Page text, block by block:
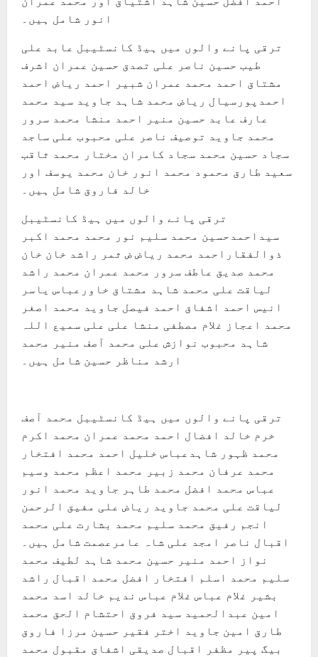
انور شامل ہیں۔
ترقی پانے والوں میں ہیڈ کانسٹیبل عابد علی
طیب حسین ناصر علی تصدق حسین عمران اشرف
مشتاق احمد محمد عمران شبیر احمد ریاض احمد
احمدپورسیال ریاض محمد شاہد جاوید سید محمد
عارف عابد حسین منیر احمد منشا محمد سرور
محمد جاوید توصیف ناصر علی محبوب علی ساجد
سجاد حسین محمد سجاد کامران مختار محمد ثاقب
سعید طارق محمود محمد انور خان محمد یوسف اور
خالد فاروق شامل ہیں۔
ترقی پانے والوں میں ہیڈ کانسٹیبل
سیداحمدحسین محمد سلیم نور محمد محمد اکبر
ذوالفقاراحمد محمد ریاض ض ثمر راشد خان خان
محمد صدیق عاطف سرور محمد عمران محمد راشد
لیاقت علی محمد شاہد مشتاق خاورعباس یاسر
انیس احمد اشفاق احمد فیصل جاوید محمد اصغر
محمد اعجاز غلام مصطفی منشا علی علی سمیع اللہ
شاہد محبوب نوازش علی محمد آصف منیر محمد
ارشد مناظر حسین شامل ہیں۔
ترقی پانے والوں میں ہیڈ کانسٹیبل محمد آصف
خرم خالد افضال احمد محمد عمران محمد اکرم
محمد ظہور شاہدعباس خلیل احمد محمد افتخار
محمد عرفان محمد زبیر محمد اعظم محمد وسیم
عباس محمد افضل محمد طاہر جاوید محمد انور
لیاقت علی محمد جاوید ریاض علی مفیق الرحمن
انجم رفیق محمد سلیم محمد بشارت علی محمد
اقبال ناصر امجد علی شاہ عامرعصمت شامل ہیں۔
نواز احمد منیر حسین محمد شاہد لطیف محمد
سلیم محمد اسلم افتخار افضل محمد اقبال راشد
بشیر غلام عباس غلام عباس ندیم خالد اسد محمد
امین عبدالحمید سید فروق احتشام الحق محمد
طارق امین جاوید اختر فقیر حسین مرزا فاروق
بیگ پیر مظفر اقبال صدیقی اشفاق مقبول محمد